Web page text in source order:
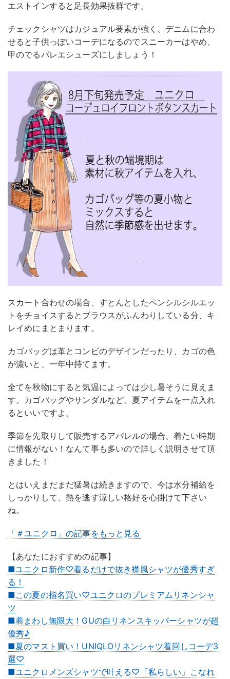
エストインすると足長効果抜群です。
チェックシャツはカジュアル要素が強く、デニムに合わ
せると子供っぽいコーデになるのでスニーカーはやめ、
甲のでるバレエシューズにしましょう！
スカート合わせの場合、すとんとしたペンシルシルエッ
トをチョイスするとブラウスがふんわりしている分、キ
レイめにまとまります。
カゴバッグは革とコンビのデザインだったり、カゴの色
が濃いと、一年中持てます。
全てを秋物にすると気温によっては少し暑そうに見えま
す。カゴバッグやサンダルなど、夏アイテムを一点入れ
るといいですよ。
季節を先取りして販売するアパレルの場合、着たい時期
に情報がない！なんて事も多いので詳しく説明させて頂
きました！
とはいえまだまだ猛暑は続きますので、今は水分補給を
しっかりして、熱を逃す涼しい格好を心掛けて下さい
ね。
「＃ユニクロ」の記事をもっと見る
【あなたにおすすめの記事】
■ユニクロ新作♡着るだけで抜き襟風シャツが優秀すぎ
る！
■この夏の指名買い♡ユニクロのプレミアムリネンシャ
ツ
■着まわし無限大！GUの白リネンスキッパーシャツが超
優秀♪
■夏のマスト買い！UNIQLOリネンシャツ着回しコーデ3
選♡
■ユニクロメンズシャツで叶える♡「私らしい」こなれ